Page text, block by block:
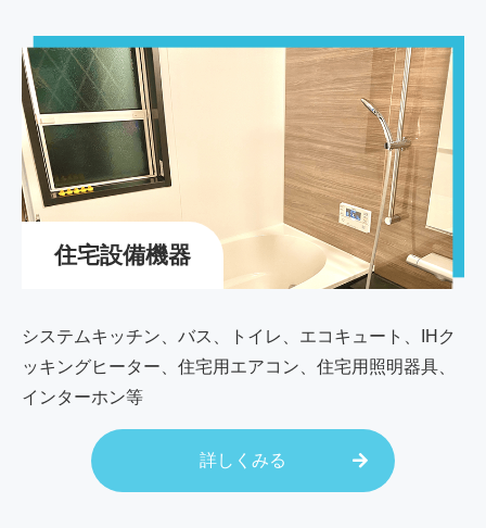
住宅設備機器
システムキッチン、バス、トイレ、エコキュート、IHク
ッキングヒーター、住宅用エアコン、住宅用照明器具、
インターホン等
詳しくみる